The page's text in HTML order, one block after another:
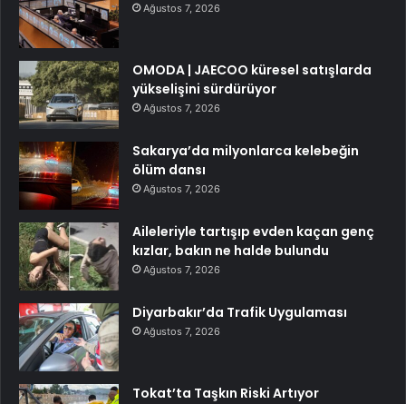
Ağustos 7, 2026
OMODA | JAECOO küresel satışlarda
yükselişini sürdürüyor
Ağustos 7, 2026
Sakarya’da milyonlarca kelebeğin
ölüm dansı
Ağustos 7, 2026
Aileleriyle tartışıp evden kaçan genç
kızlar, bakın ne halde bulundu
Ağustos 7, 2026
Diyarbakır’da Trafik Uygulaması
Ağustos 7, 2026
Tokat’ta Taşkın Riski Artıyor